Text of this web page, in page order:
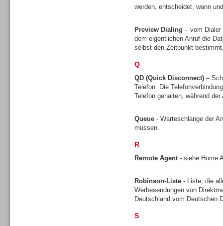
werden, entscheidet, wann
Preview Dialing – vom Dialer
dem eigentlichen Anruf die
selbst den Zeitpunkt
Q
QD (Quick Disconnect) –
Telefon. Die
Telefon gehalten, während
Queue - Warteschlange der
müssen.
R
Remote Agent- siehe Home
Robinson-Liste - Liste, die
Werbesendungen von
Deutschland vom Deutschen
S